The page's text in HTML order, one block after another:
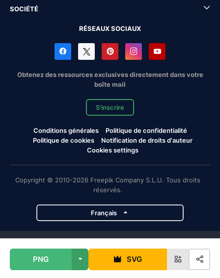
PNG SVG
SOCIÉTÉ
RÉSEAUX SOCIAUX
Obtenez des ressources exclusives directement dans votre
boîte mail
S'inscrire
Conditions générales
Politique de confidentialité
Politique de cookies
Notification de droits d'auteur
Cookies settings
Copyright © 2010-2026 Freepik Company S.L.U. Tous droits
réservés.
Français